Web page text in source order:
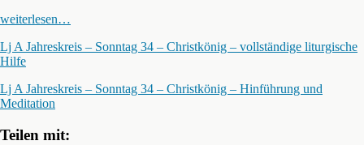
weiterlesen…
Lj A Jahreskreis – Sonntag 34 – Christkönig – vollständige liturgische
Hilfe
Lj A Jahreskreis – Sonntag 34 – Christkönig – Hinführung und
Meditation
Teilen mit: